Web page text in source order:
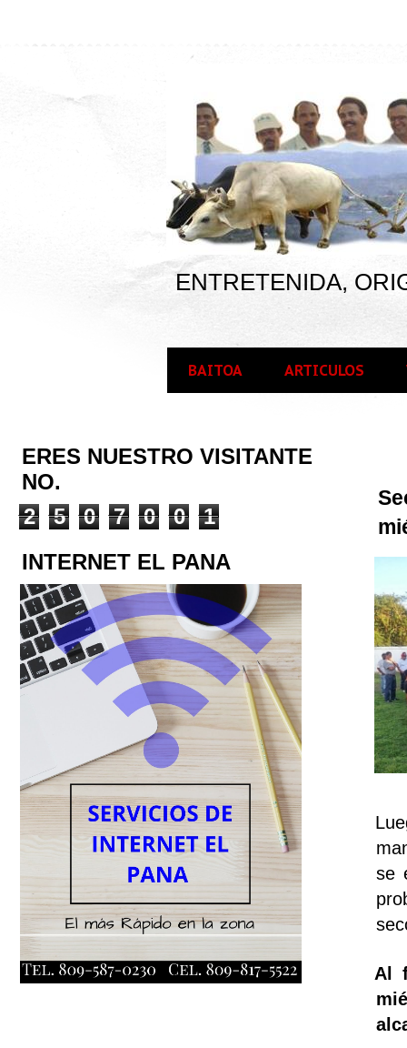
ENTRETENIDA,
BAITOA ARTICULOS
se
Al
ERES NUESTRO VISITANTE
NO.
2
5 0 7 0 0
1
INTERNET EL PANA